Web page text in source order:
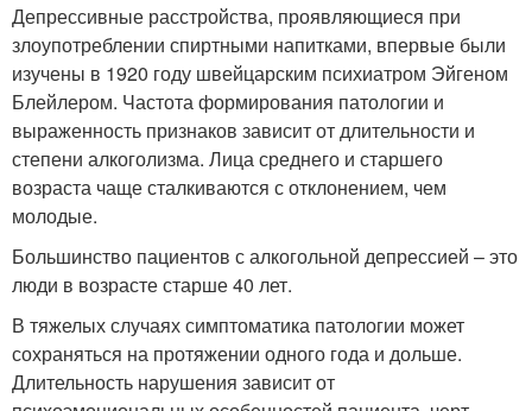
Депрессивные расстройства, проявляющиеся при
злоупотреблении спиртными напитками, впервые были
изучены в 1920 году швейцарским психиатром Эйгеном
Блейлером. Частота формирования патологии и
выраженность признаков зависит от длительности и
степени алкоголизма. Лица среднего и старшего
возраста чаще сталкиваются с отклонением, чем
молодые.
Большинство пациентов с алкогольной депрессией – это
люди в возрасте старше 40 лет.
В тяжелых случаях симптоматика патологии может
сохраняться на протяжении одного года и дольше.
Длительность нарушения зависит от